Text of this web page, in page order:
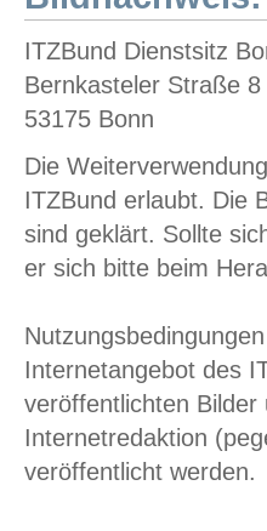
ITZBund Dienstsitz
Bernkasteler Straße 8
53175 Bonn
Die
ITZBund erlaubt. Die
sind geklärt. Sollte
er sich bitte beim
Internetangebot des
veröffentlichten
Internetredaktion
veröffentlicht werden.